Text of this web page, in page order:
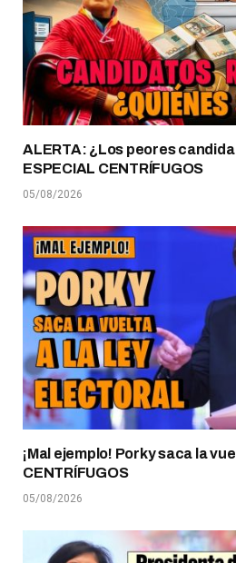
ALERTA: ¿Los peores
ESPECIAL CENTRÍFUGOS
05/08/2026
¡Mal ejemplo! Porky saca la
CENTRÍFUGOS
05/08/2026